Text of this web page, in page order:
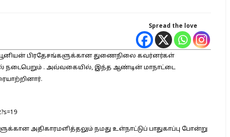
Spread the love
பிரதேசங்களுக்கான துணைநிலை கவர்னர்கள்
நடைபெறும் . அவ்வகையில், இந்த ஆண்டின் மாநாட்டை
அதிகாரமளித்தலும் நமது உள்நாட்டுப் பாதுகாப்பு போன்று